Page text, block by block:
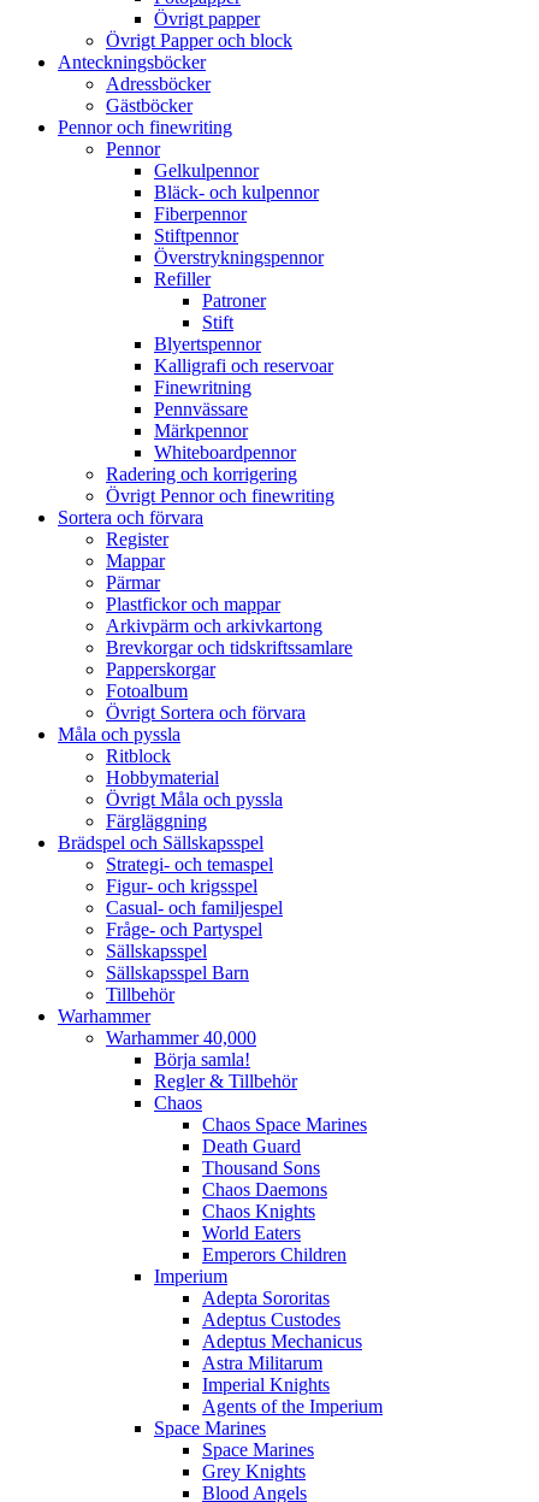
Övrigt papper
Övrigt Papper och block
Anteckningsböcker
Adressböcker
Gästböcker
Pennor och finewriting
Pennor
Gelkulpennor
Bläck- och kulpennor
Fiberpennor
Stiftpennor
Överstrykningspennor
Refiller
Patroner
Stift
Blyertspennor
Kalligrafi och reservoar
Finewritning
Pennvässare
Märkpennor
Whiteboardpennor
Radering och korrigering
Övrigt Pennor och finewriting
Sortera och förvara
Register
Mappar
Pärmar
Plastfickor och mappar
Arkivpärm och arkivkartong
Brevkorgar och tidskriftssamlare
Papperskorgar
Fotoalbum
Övrigt Sortera och förvara
Måla och pyssla
Ritblock
Hobbymaterial
Övrigt Måla och pyssla
Färgläggning
Brädspel och Sällskapsspel
Strategi- och temaspel
Figur- och krigsspel
Casual- och familjespel
Fråge- och Partyspel
Sällskapsspel
Sällskapsspel Barn
Tillbehör
Warhammer
Warhammer 40,000
Börja samla!
Regler & Tillbehör
Chaos
Chaos Space Marines
Death Guard
Thousand Sons
Chaos Daemons
Chaos Knights
World Eaters
Emperors Children
Imperium
Adepta Sororitas
Adeptus Custodes
Adeptus Mechanicus
Astra Militarum
Imperial Knights
Agents of the Imperium
Space Marines
Space Marines
Grey Knights
Blood Angels